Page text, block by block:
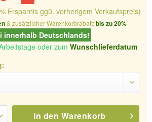
Ersparnis ggü. vorherigem Verkaufspreis)
& zusätzlicher Warenkorbrabatt:bis zu 20%
innerhalb Deutschlands!
oder zum Wunschlieferdatum
In den Warenkorb